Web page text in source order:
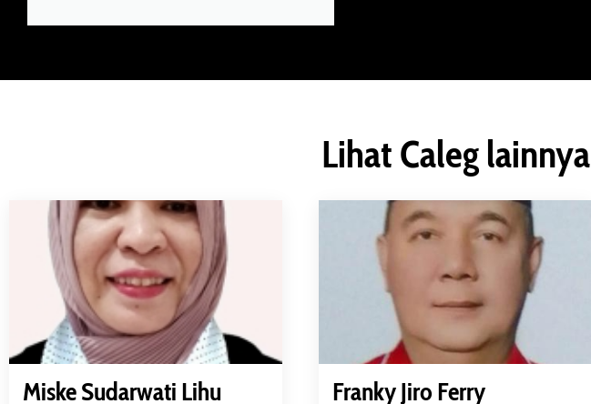
Lihat Caleg lainnya
Miske Sudarwati Lihu
Franky Jiro Ferry